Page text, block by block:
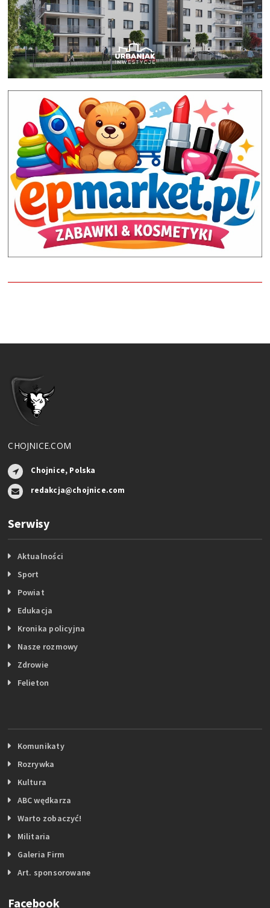
CHOJNICE.COM
Chojnice, Polska
redakcja@chojnice.com
Serwisy
Aktualności
Sport
Powiat
Edukacja
Kronika policyjna
Nasze rozmowy
Zdrowie
Felieton
Komunikaty
Rozrywka
Kultura
ABC wędkarza
Warto zobaczyć!
Militaria
Galeria Firm
Art. sponsorowane
Facebook